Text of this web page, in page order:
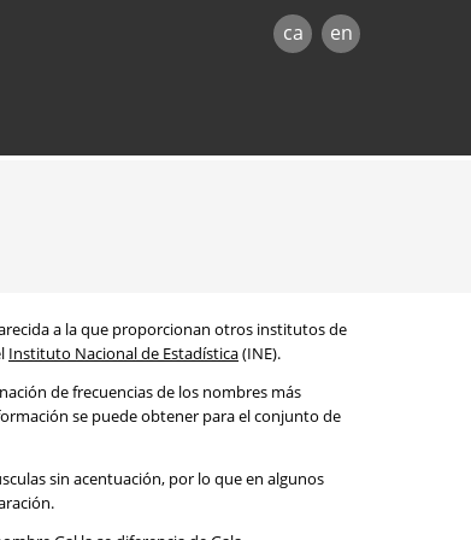
ca en
a la que proporcionan otros institutos de
Instituto Nacional de Estadística(INE).
de frecuencias de los nombres más
se puede obtener para el conjunto de
sin acentuación, por lo que en algunos